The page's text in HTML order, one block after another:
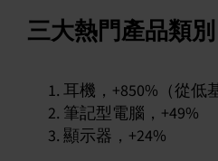
三大熱門產品類別
耳機，+850%（從低
筆記型電腦，+49%
顯示器，+24%